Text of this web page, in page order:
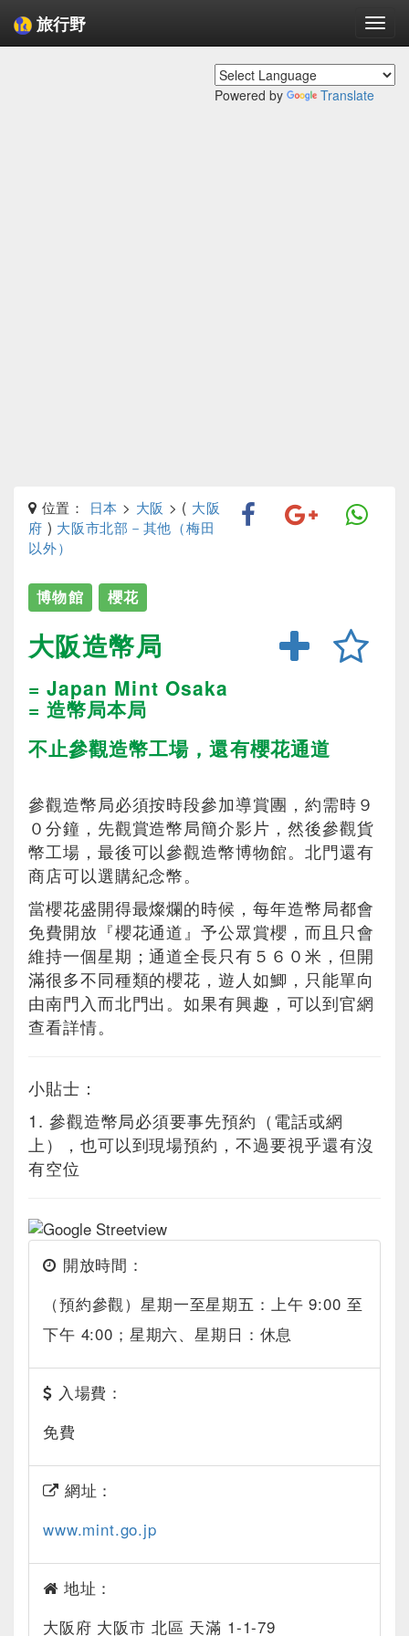
旅行野
Powered by Translate
位置： 日本 > 大阪 > ( 大阪
府 ) 大阪市北部－其他（梅田
以外）
博物館 櫻花
大阪造幣局
= Japan Mint Osaka
= 造幣局本局
不止參觀造幣工場，還有櫻花通道
參觀造幣局必須按時段參加導賞團，約需時９
０分鐘，先觀賞造幣局簡介影片，然後參觀貨
幣工場，最後可以參觀造幣博物館。北門還有
商店可以選購紀念幣。
當櫻花盛開得最燦爛的時候，每年造幣局都會
免費開放『櫻花通道』予公眾賞櫻，而且只會
維持一個星期；通道全長只有５６０米，但開
滿很多不同種類的櫻花，遊人如鯽，只能單向
由南門入而北門出。如果有興趣，可以到官網
查看詳情。
小貼士：
1. 參觀造幣局必須要事先預約（電話或網
上），也可以到現場預約，不過要視乎還有沒
有空位
開放時間：
（預約參觀）星期一至星期五：上午 9:00 至
下午 4:00；星期六、星期日：休息
入場費：
免費
網址：
www.mint.go.jp
地址：
大阪府 大阪市 北區 天滿 1-1-79